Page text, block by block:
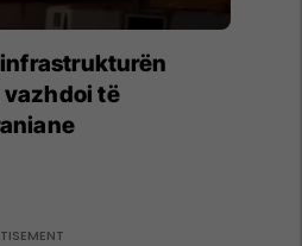
vazhdoi të